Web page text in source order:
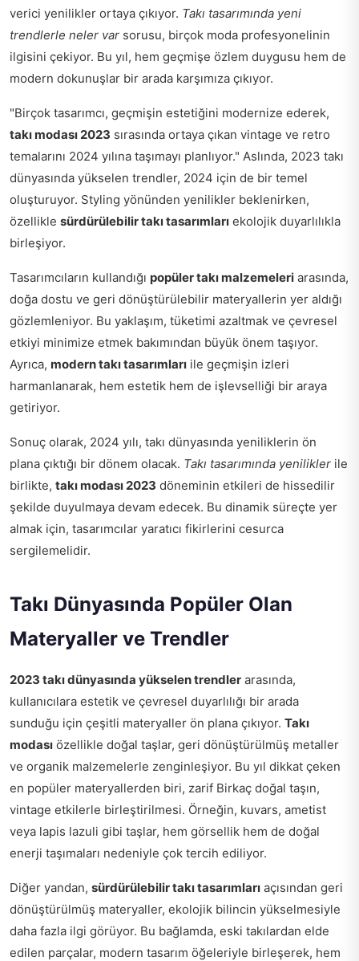
verici yenilikler ortaya çıkıyor. Takı tasarımında yeni
trendlerle neler var sorusu, birçok moda profesyonelinin
ilgisini çekiyor. Bu yıl, hem geçmişe özlem duygusu hem de
modern dokunuşlar bir arada karşımıza çıkıyor.
"Birçok tasarımcı, geçmişin estetiğini modernize ederek,
takı modası 2023 sırasında ortaya çıkan vintage ve retro
temalarını 2024 yılına taşımayı planlıyor." Aslında, 2023 takı
dünyasında yükselen trendler, 2024 için de bir temel
oluşturuyor. Styling yönünden yenilikler beklenirken,
özellikle sürdürülebilir takı tasarımları ekolojik duyarlılıkla
birleşiyor.
Tasarımcıların kullandığı popüler takı malzemeleri arasında,
doğa dostu ve geri dönüştürülebilir materyallerin yer aldığı
gözlemleniyor. Bu yaklaşım, tüketimi azaltmak ve çevresel
etkiyi minimize etmek bakımından büyük önem taşıyor.
Ayrıca, modern takı tasarımları ile geçmişin izleri
harmanlanarak, hem estetik hem de işlevselliği bir araya
getiriyor.
Sonuç olarak, 2024 yılı, takı dünyasında yeniliklerin ön
plana çıktığı bir dönem olacak. Takı tasarımında yenilikler ile
birlikte, takı modası 2023 döneminin etkileri de hissedilir
şekilde duyulmaya devam edecek. Bu dinamik süreçte yer
almak için, tasarımcılar yaratıcı fikirlerini cesurca
sergilemelidir.
Takı Dünyasında Popüler Olan
Materyaller ve Trendler
2023 takı dünyasında yükselen trendler arasında,
kullanıcılara estetik ve çevresel duyarlılığı bir arada
sunduğu için çeşitli materyaller ön plana çıkıyor. Takı
modası özellikle doğal taşlar, geri dönüştürülmüş metaller
ve organik malzemelerle zenginleşiyor. Bu yıl dikkat çeken
en popüler materyallerden biri, zarif Birkaç doğal taşın,
vintage etkilerle birleştirilmesi. Örneğin, kuvars, ametist
veya lapis lazuli gibi taşlar, hem görsellik hem de doğal
enerji taşımaları nedeniyle çok tercih ediliyor.
Diğer yandan, sürdürülebilir takı tasarımları açısından geri
dönüştürülmüş materyaller, ekolojik bilincin yükselmesiyle
daha fazla ilgi görüyor. Bu bağlamda, eski takılardan elde
edilen parçalar, modern tasarım öğeleriyle birleşerek, hem